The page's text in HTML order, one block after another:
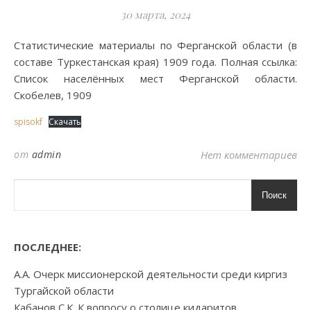
30 марта, 2024
Статистические материалы по Ферганской области (в
составе Туркестанская края) 1909 года. Полная ссылка:
Список населённых мест Ферганской области.
Скобелев, 1909
spisokf Скачать
от admin Нет комментариев
Поиск
ПОСЛЕДНЕЕ:
А.А. Очерк миссионерской деятельности среди киргиз
Тургайской области
Кабанов С.К. К вопросу о столице кидаритов